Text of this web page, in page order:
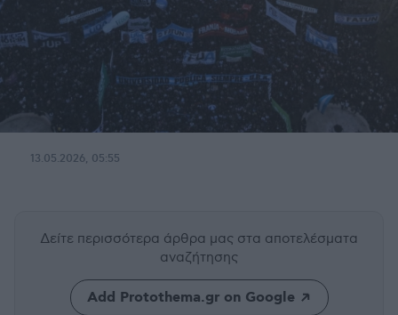
13.05.2026, 05:55
Δείτε περισσότερα άρθρα μας στα αποτελέσματα
αναζήτησης
Add Protothema.gr on Google